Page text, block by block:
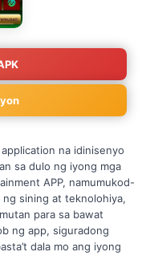
na idinisenyo
sa dulo ng iyong mga
APP, namumukod-
sining at teknolohiya,
para sa bawat
ng app, siguradong
dala mo ang iyong